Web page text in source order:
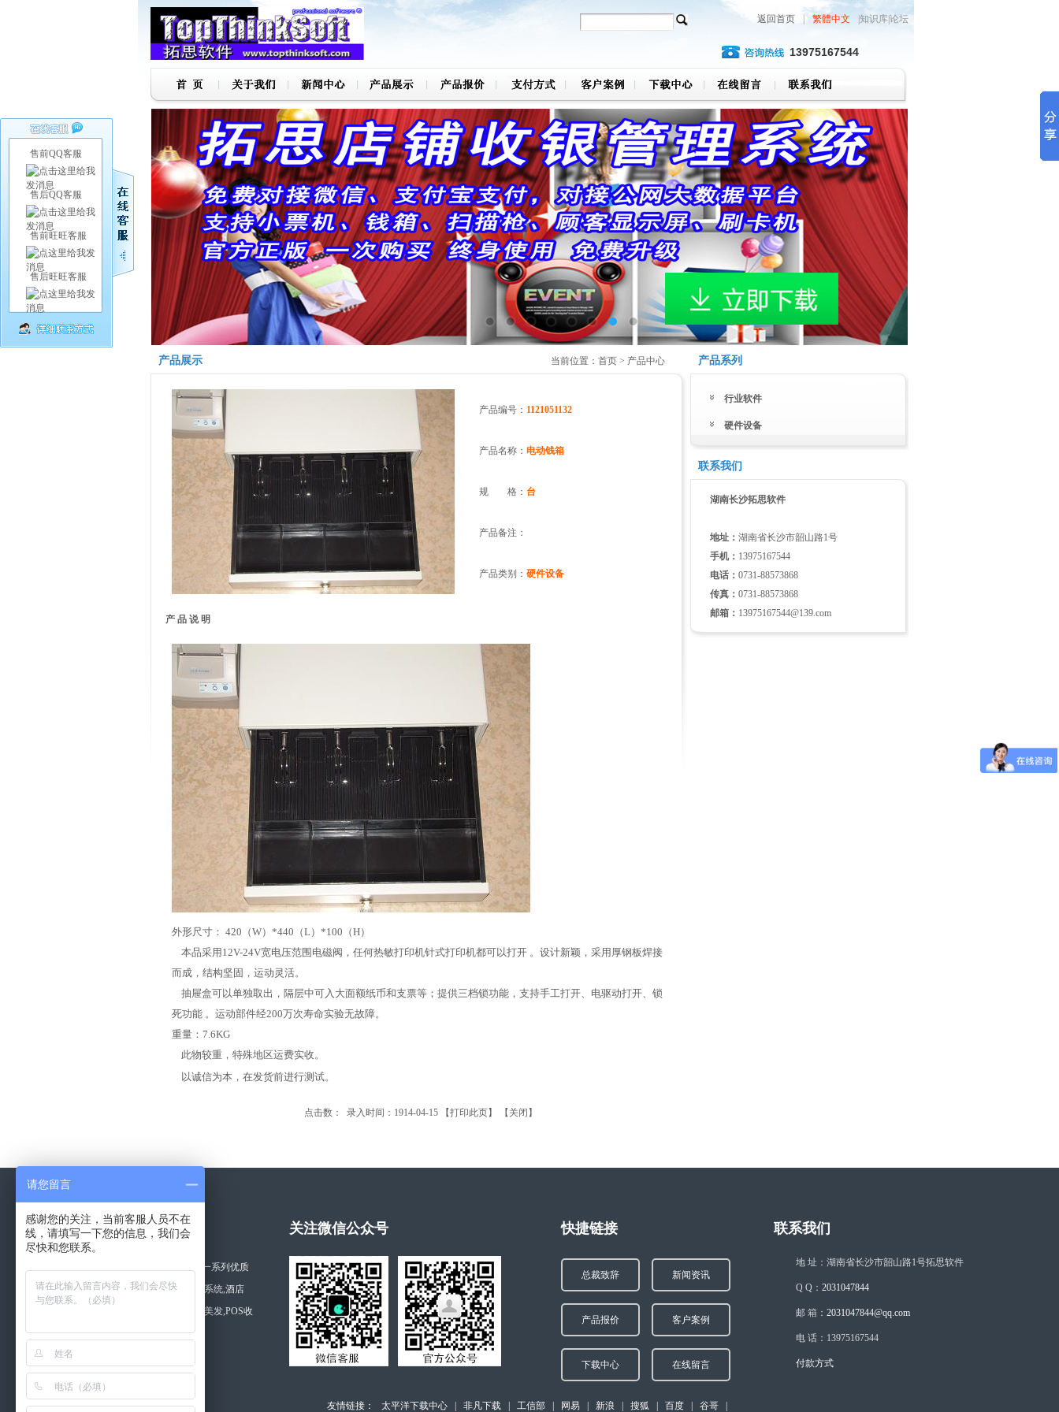
返回首页 繁體中文 |知识库|论坛
13975167544
产品展示 当前位置：首页 > 产品中心
产品编号： 1121051132
产品名称： 电动钱箱
规 格： 台
产品备注：
产品类别： 硬件设备
产 品 说 明
外形尺寸： 420（W）*440（L）*100（H）
本品采用12V-24V宽电压范围电磁阀，任何热敏打印机针式打印机都可以打开 。设计新颖，采用厚钢板焊接
而成，结构坚固，运动灵活。
抽屉盒可以单独取出，隔层中可入大面额纸币和支票等；提供三档锁功能，支持手工打开、电驱动打开、锁
死功能 。运动部件经200万次寿命实验无故障。
重量：7.6KG
此物较重，特殊地区运费实收。
以诚信为本，在发货前进行测试。
点击数： 录入时间：1914-04-15 【打印此页】 【 关闭 】
产品系列
行业软件
硬件设备
联系我们
湖南长沙拓思软件
地址： 湖南省长沙市韶山路1号
手机： 13975167544
电话： 0731-88573868
传真： 0731-88573868
邮箱： 13975167544@139.com
关于拓思软件
湖南长沙拓思软件公司开发一系列优质
的软件产品,如利康药店管理系统,酒店
管,美容,商品,桑拿,医院,美容美发,POS收
银软件等。
查看更多 >>
关注微信公众号 快捷链接
总裁致辞 新闻资讯
产品报价 客户案例
下载中心 在线留言
联系我们
地 址：湖南省长沙市韶山路1号拓思软件
Q Q： 2031047844
邮 箱： 2031047844@qq.com
电 话：13975167544
付款方式
友情链接： 太平洋下载中心 非凡下载 工信部 网易 新浪 搜狐 百度 谷哥
售前QQ客服
售后QQ客服
售前旺旺客服
售后旺旺客服
请您留言
感谢您的关注，当前客服人员不在
线，请填写一下您的信息，我们会
尽快和您联系。